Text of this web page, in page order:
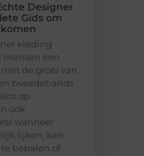
Designer
Gids om
kleding
mensen een
de groei van
tweedehands
op
ook
wanneer
lijken, kan
bepalen of